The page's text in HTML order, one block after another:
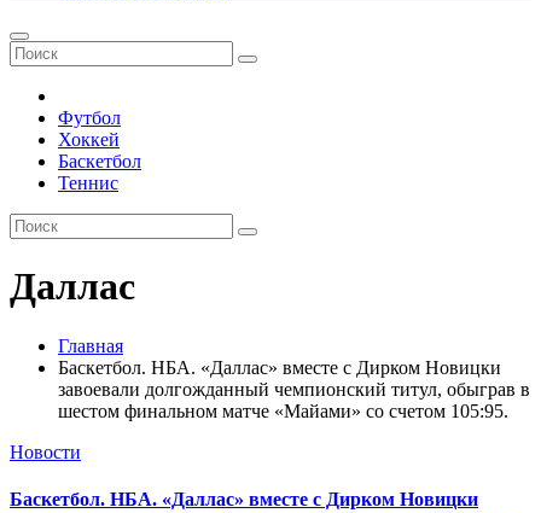
Футбол
Хоккей
Баскетбол
Теннис
Даллас
Главная
Баскетбол. НБА. «Даллас» вместе с Дирком Новицки
завоевали долгожданный чемпионский титул, обыграв в
шестом финальном матче «Майами» со счетом 105:95.
Новости
Баскетбол. НБА. «Даллас» вместе с Дирком Новицки